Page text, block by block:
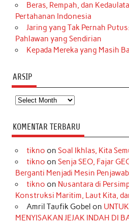
Beras, Rempah, dan
Pertahanan Indonesia
Jaring yang Tak Pernah
Pahlawan yang Sendirian
Kepada Mereka yang Masih
ARSIP
Arsip
KOMENTAR TERBARU
tikno on Soal Ikhlas, Kita
tikno on Senja SEO, Fajar
Berganti Menjadi Mesin Penjawab
tikno on Nusantara di
Konstruksi Maritim, Laut Kita,
Amril Taufik Gobel on
MENYISAKAN JEJAK INDAH DI